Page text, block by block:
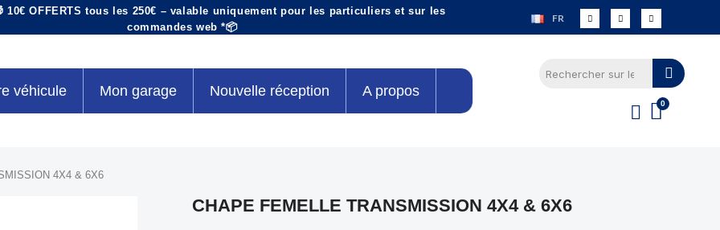
10€ OFFERTS tous les 250€ – valable uniquement pour les particuliers et sur les
commandes web *📦
FR
véhicule Mon garage Nouvelle réception A propos
4X4 & 6X6
CHAPE FEMELLE TRANSMISSION 4X4 & 6X6